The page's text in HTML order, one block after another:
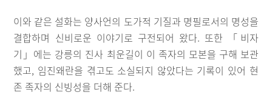
이와 같은 설화는 양사언의 도가적 기질과 명필로서의 명성을
결합하며 신비로운 이야기로 구전되어 왔다. 또한 「비자
기」에는 강릉의 진사 최운길이 이 족자의 모본을 구해 보관
했고, 임진왜란을 겪고도 소실되지 않았다는 기록이 있어 현
존 족자의 신빙성을 더해 준다.